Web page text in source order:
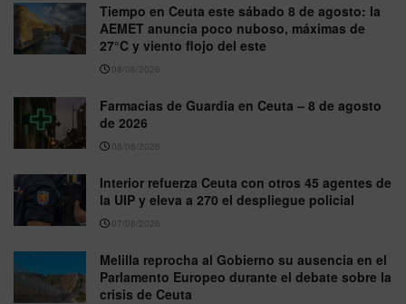
Tiempo en Ceuta este sábado 8 de agosto: la
AEMET anuncia poco nuboso, máximas de
27°C y viento flojo del este
08/08/2026
Farmacias de Guardia en Ceuta – 8 de agosto
de 2026
08/08/2026
Interior refuerza Ceuta con otros 45 agentes de
la UIP y eleva a 270 el despliegue policial
07/08/2026
Melilla reprocha al Gobierno su ausencia en el
Parlamento Europeo durante el debate sobre la
crisis de Ceuta